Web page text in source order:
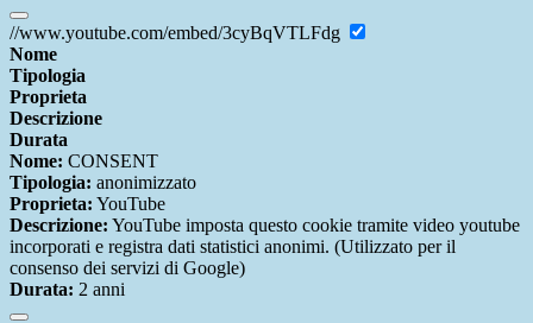
//www.youtube.com/embed/3cyBqVTLFdg
Nome
Tipologia
Proprieta
Descrizione
Durata
Nome: CONSENT
Tipologia: anonimizzato
Proprieta: YouTube
Descrizione: YouTube imposta questo cookie tramite video youtube
incorporati e registra dati statistici anonimi. (Utilizzato per il
consenso dei servizi di Google)
Durata: 2 anni